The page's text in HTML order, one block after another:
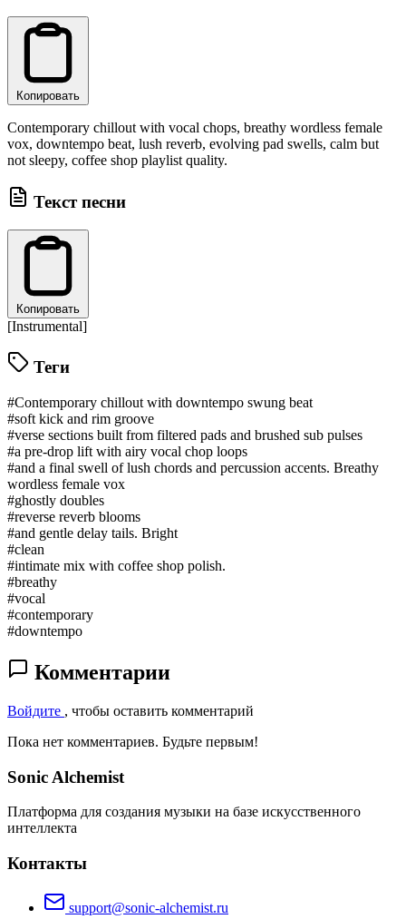
Копировать
Contemporary chillout with vocal chops, breathy wordless female
vox, downtempo beat, lush reverb, evolving pad swells, calm but
not sleepy, coffee shop playlist quality.
Текст песни
Копировать
[Instrumental]
Теги
#Contemporary chillout with downtempo swung beat
#soft kick and rim groove
#verse sections built from filtered pads and brushed sub pulses
#a pre-drop lift with airy vocal chop loops
#and a final swell of lush chords and percussion accents. Breathy
wordless female vox
#ghostly doubles
#reverse reverb blooms
#and gentle delay tails. Bright
#clean
#intimate mix with coffee shop polish.
#breathy
#vocal
#contemporary
#downtempo
Комментарии
Войдите , чтобы оставить комментарий
Пока нет комментариев. Будьте первым!
Sonic Alchemist
Платформа для создания музыки на базе искусственного
интеллекта
Контакты
support@sonic-alchemist.ru